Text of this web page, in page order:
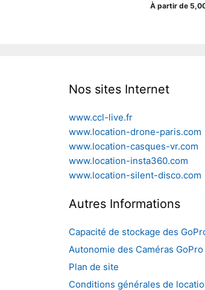
À partir de
Nos sites Internet
www.ccl-live.fr
www.location-drone-paris.com
www.location-casques-vr.com
www.location-insta360.com
www.location-silent-disco.com
Autres Informations
Capacité de stockage des
Autonomie des Caméras GoPro
Plan de site
Conditions générales de